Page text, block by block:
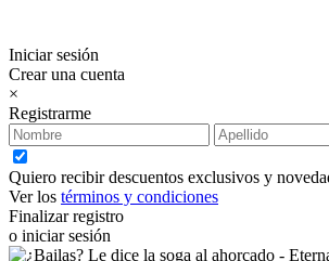
Iniciar sesión
Crear una cuenta
×
Registrarme
Quiero recibir descuentos exclusivos y
Ver los términos y condiciones
Finalizar registro
o iniciar sesión